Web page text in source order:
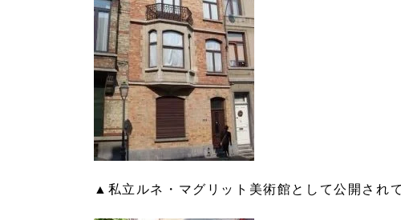
▲私立ルネ・マグリット美術館として公開され